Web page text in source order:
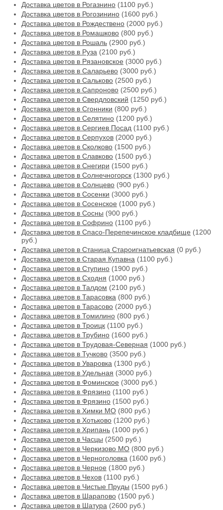
Доставка цветов в Рогазнино (1100 руб.)
Доставка цветов в Рогозинино (1600 руб.)
Доставка цветов в Рождествено (2000 руб.)
Доставка цветов в Ромашково (800 руб.)
Доставка цветов в Рошаль (2900 руб.)
Доставка цветов в Руза (2100 руб.)
Доставка цветов в Рязановское (3000 руб.)
Доставка цветов в Саларьево (3000 руб.)
Доставка цветов в Сальково (2500 руб.)
Доставка цветов в Сапроново (2500 руб.)
Доставка цветов в Свердловский (1250 руб.)
Доставка цветов в Сгонники (800 руб.)
Доставка цветов в Селятино (1200 руб.)
Доставка цветов в Сергиев Посад (1100 руб.)
Доставка цветов в Серпухов (2000 руб.)
Доставка цветов в Сколково (1500 руб.)
Доставка цветов в Славково (1500 руб.)
Доставка цветов в Снегири (1500 руб.)
Доставка цветов в Солнечногорск (1300 руб.)
Доставка цветов в Солнцево (900 руб.)
Доставка цветов в Сосенки (3000 руб.)
Доставка цветов в Сосенское (1000 руб.)
Доставка цветов в Сосны (900 руб.)
Доставка цветов в Софрино (1100 руб.)
Доставка цветов в Спасо-Перепечинское кладбище (1200
руб.)
Доставка цветов в Станица Староигнатьевская (0 руб.)
Доставка цветов в Старая Купавна (1100 руб.)
Доставка цветов в Ступино (1900 руб.)
Доставка цветов в Сходня (1000 руб.)
Доставка цветов в Талдом (2100 руб.)
Доставка цветов в Тарасовка (800 руб.)
Доставка цветов в Тарасово (2000 руб.)
Доставка цветов в Томилино (800 руб.)
Доставка цветов в Троицк (1100 руб.)
Доставка цветов в Трубино (1600 руб.)
Доставка цветов в Трудовая-Северная (1000 руб.)
Доставка цветов в Тучково (3500 руб.)
Доставка цветов в Уваровка (1300 руб.)
Доставка цветов в Удельная (3000 руб.)
Доставка цветов в Фоминское (3000 руб.)
Доставка цветов в Фрязино (1100 руб.)
Доставка цветов в Фрязино (1500 руб.)
Доставка цветов в Химки МО (800 руб.)
Доставка цветов в Хотьково (1200 руб.)
Доставка цветов в Хрипань (1000 руб.)
Доставка цветов в Часцы (2500 руб.)
Доставка цветов в Черкизово МО (800 руб.)
Доставка цветов в Черноголовка (1600 руб.)
Доставка цветов в Черное (1800 руб.)
Доставка цветов в Чехов (1100 руб.)
Доставка цветов в Чистые Пруды (1500 руб.)
Доставка цветов в Шарапово (1500 руб.)
Доставка цветов в Шатура (2600 руб.)